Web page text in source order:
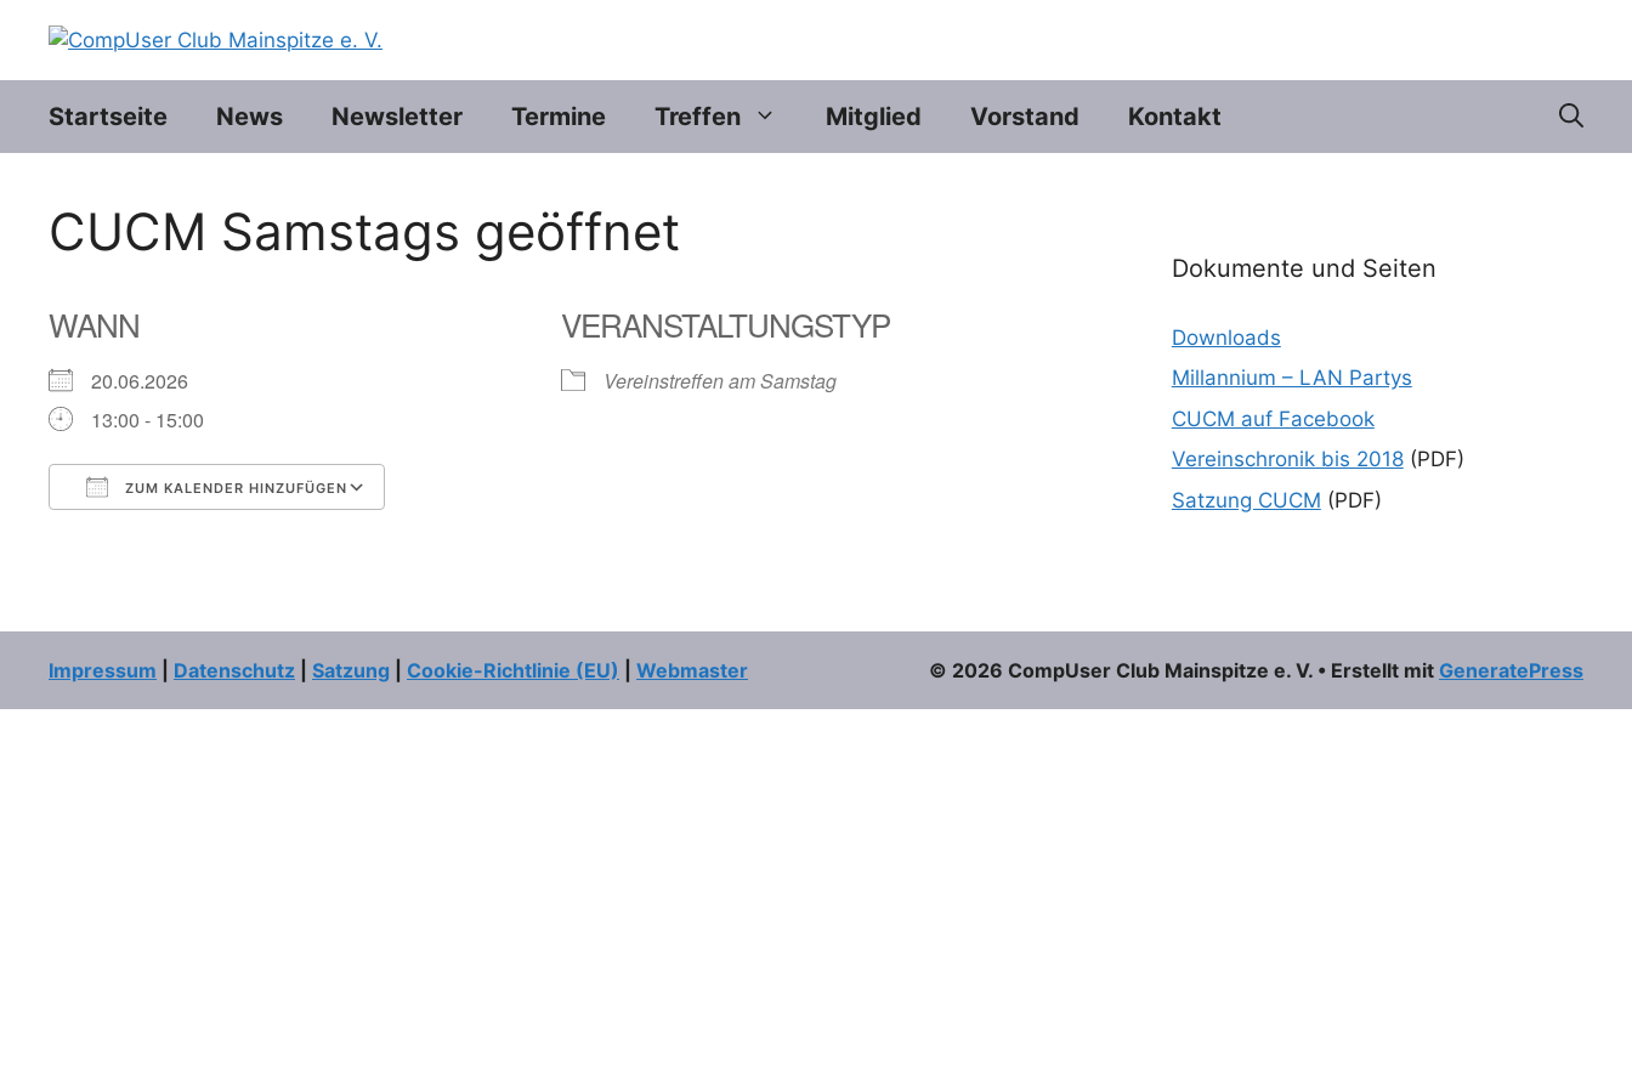
Inhalt
springen
Startseite News Newsletter Termine Treffen Mitglied Vorstand Kontakt
CUCM Samstags geöffnet
WANN
20.06.2026
13:00 - 15:00
ZUM KALENDER HINZUFÜGEN
VERANSTALTUNGSTYP
Vereinstreffen am Samstag
Dokumente und Seiten
Downloads
Millannium – LAN Partys
CUCM auf Facebook
Vereinschronik bis 2018(PDF)
Satzung CUCM (PDF)
Impressum Datenschutz Satzung Cookie-Richtlinie (EU) Webmaster © 2026 CompUser Club Mainspitze e. V. • Erstellt mit GeneratePress